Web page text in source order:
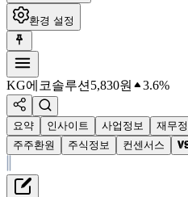
환경 설정
KG에코솔루션 5,830원 3.6%
요약 인사이트 사업정보 재무
주주환원
주식정보 컨센서스
재무정보